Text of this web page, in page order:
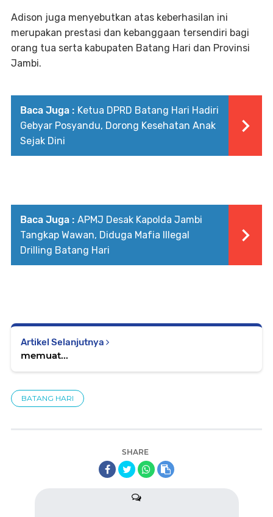
Adison juga menyebutkan atas keberhasilan ini
merupakan prestasi dan kebanggaan tersendiri bagi
orang tua serta kabupaten Batang Hari dan Provinsi
Jambi.
Baca Juga : Ketua DPRD Batang Hari Hadiri
Gebyar Posyandu, Dorong Kesehatan Anak
Sejak Dini
Baca Juga : APMJ Desak Kapolda Jambi
Tangkap Wawan, Diduga Mafia Illegal
Drilling Batang Hari
Artikel Selanjutnya
memuat...
BATANG HARI
SHARE